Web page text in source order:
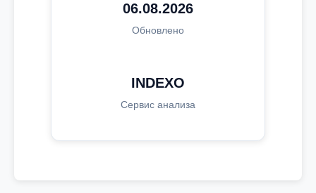
06.08.2026
Обновлено
INDEXO
Сервис анализа